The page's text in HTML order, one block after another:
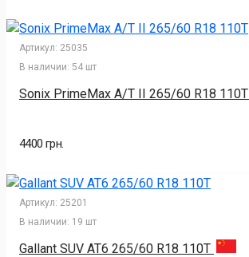
Артикул: 25035
В наличии: 54 шт
Sonix PrimeMax A/T II 265/60 R18 110T
4400 грн.
Артикул: 25201
В наличии: 19 шт
Gallant SUV AT6 265/60 R18 110T